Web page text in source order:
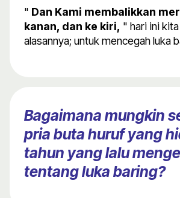
" Dan Kami membalikkan
kanan, dan ke kiri, " hari ini
alasannya; untuk mencegah luka
Bagaimana mungkin
pria buta huruf yang
tahun yang lalu
tentang luka baring?